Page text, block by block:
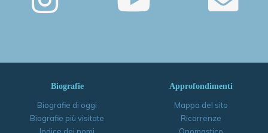
Biografie
Biografie di oggi
Biografie più visitate
Indice dei nomi
Approfondimenti
Mappa del sito
Ricorrenze
Onomastico